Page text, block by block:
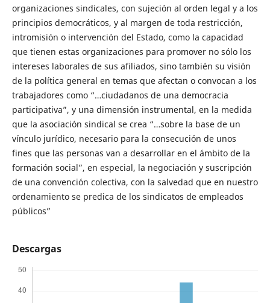
organizaciones sindicales, con sujeción al orden legal y a los
principios democráticos, y al margen de toda restricción,
intromisión o intervención del Estado, como la capacidad
que tienen estas organizaciones para promover no sólo los
intereses laborales de sus afiliados, sino también su visión
de la política general en temas que afectan o convocan a los
trabajadores como “…ciudadanos de una democracia
participativa”, y una dimensión instrumental, en la medida
que la asociación sindical se crea “…sobre la base de un
vínculo jurídico, necesario para la consecución de unos
fines que las personas van a desarrollar en el ámbito de la
formación social”, en especial, la negociación y suscripción
de una convención colectiva, con la salvedad que en nuestro
ordenamiento se predica de los sindicatos de empleados
públicos”
Descargas